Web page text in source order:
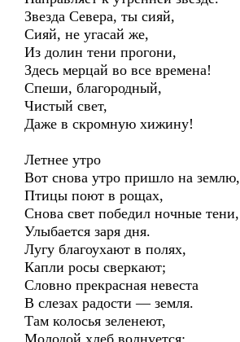
Звезда Севера, ты сияй,
Сияй, не угасай же,
Из долин тени прогони,
Здесь мерцай во все времена!
Спеши, благородный,
Чистый свет,
Даже в скромную хижину!
Летнее утро
Вот снова утро пришло на землю,
Птицы поют в рощах,
Снова свет победил ночные тени,
Улыбается заря дня.
Лугу благоухают в полях,
Капли росы сверкают;
Словно прекрасная невеста
В слезах радости — земля.
Там колосья зеленеют,
Молодой хлеб волнуется;